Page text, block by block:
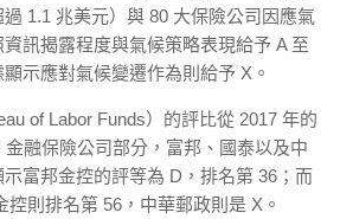
1.1 兆美元）與 80 大保險公司因應氣
訊揭露程度與氣候策略表現給予 A 至
示應對氣候變遷作為則給予 X。
of Labor Funds）的評比從 2017 年的
金融保險公司部分，富邦、國泰以及中
富邦金控的評等為 D，排名第 36；而
控則排名第 56，中華郵政則是 X。